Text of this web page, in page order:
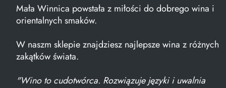
Mała Winnica powstała z miłości do dobrego wina i
orientalnych smaków.
W naszm sklepie znajdziesz najlepsze wina z różnych
zakątków świata.
"Wino to cudotwórca. Rozwiązuje języki i uwalnia